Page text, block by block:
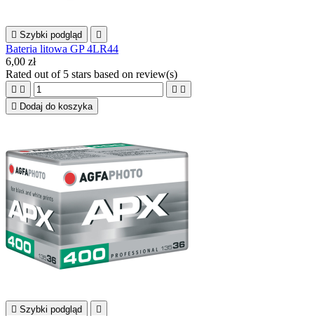
 Szybki podgląd 
Bateria litowa GP 4LR44
6,00 zł
Rated out of 5 stars based on review(s)
   
 Dodaj do koszyka
 Szybki podgląd 